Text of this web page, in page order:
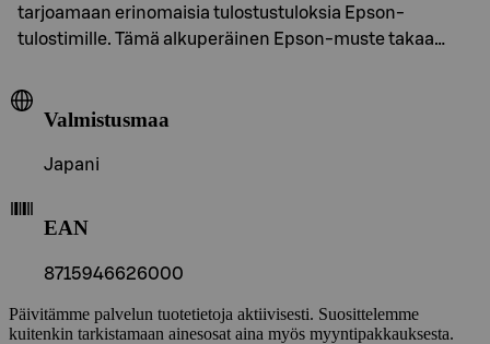
tarjoamaan erinomaisia tulostustuloksia Epson-
tulostimille. Tämä alkuperäinen Epson-muste takaa…
Valmistusmaa
Japani
EAN
8715946626000
Päivitämme palvelun tuotetietoja aktiivisesti. Suosittelemme
kuitenkin tarkistamaan ainesosat aina myös myyntipakkauksesta.